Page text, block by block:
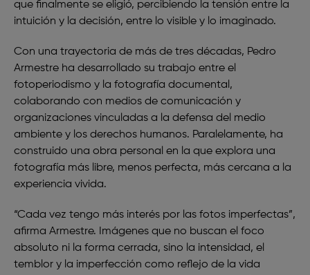
que finalmente se eligió, percibiendo la tensión entre la
intuición y la decisión, entre lo visible y lo imaginado.
Con una trayectoria de más de tres décadas, Pedro
Armestre ha desarrollado su trabajo entre el
fotoperiodismo y la fotografía documental,
colaborando con medios de comunicación y
organizaciones vinculadas a la defensa del medio
ambiente y los derechos humanos. Paralelamente, ha
construido una obra personal en la que explora una
fotografía más libre, menos perfecta, más cercana a la
experiencia vivida.
“Cada vez tengo más interés por las fotos imperfectas”,
afirma Armestre. Imágenes que no buscan el foco
absoluto ni la forma cerrada, sino la intensidad, el
temblor y la imperfección como reflejo de la vida